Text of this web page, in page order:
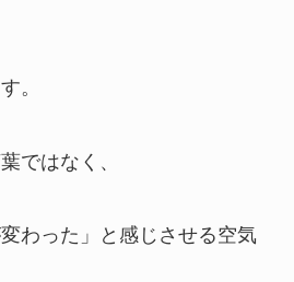
。
ではなく、
わった」と感じさせる空気